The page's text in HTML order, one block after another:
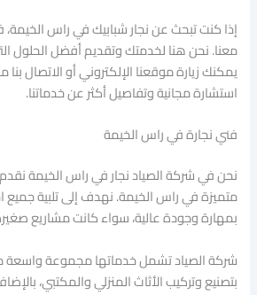
إذا كنت تبحث عن نجار شبابيك في راس الخيمة،
معنا. نحن هنا لخدمتك وتقديم أفضل الحلول
يمكنك زيارة موقعنا الإلكتروني أو الاتصال
استشارة مجانية وتفاصيل أكثر عن خدماتنا.
فني نجارة في راس الخيمة
نحن في شركة الصياد نجار في راس الخيمة
متميزة في راس الخيمة. نهدف إلى تلبية جميع
بمهارة وجودة عالية، سواء كانت مشاريع
شركة الصياد تشمل خدماتها مجموعة واسعة
بتصنيع وتركيب الأثاث المنزلي والمكتبي،